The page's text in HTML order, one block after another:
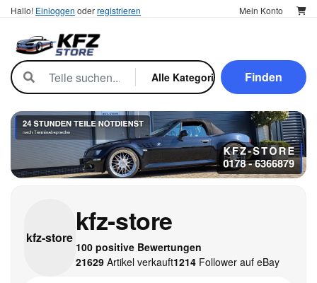
Hallo! Einloggen oderregistrieren Mein Konto
Finden
kfz-store
kfz-store
100 positive Bewertungen
21629Artikel verkauft1214Follower auf eBay